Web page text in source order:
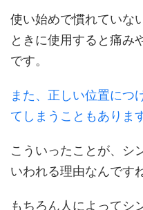
使い始めで慣れていな
ときに使用すると痛み
です。
また、正しい位置につ
てしまうこともありま
こういったことが、シ
いわれる理由なんです
もちろん人によってシ